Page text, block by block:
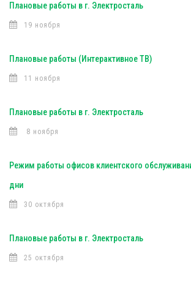
Плановые работы в г. Электросталь
19 ноября
Плановые работы (Интерактивное ТВ)
11 ноября
Плановые работы в г. Электросталь
8 ноября
Режим работы офисов клиентского
дни
30 октября
Плановые работы в г. Электросталь
25 октября